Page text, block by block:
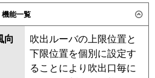
P80L7GNC PA-P80L7GC
RWXA08033MU
RWXA08033M
DHRMP80LF5 PLZ-
PLZ-ZRMP80L5
機能一覧
向
吹出ルーバの上限位置と
下限位置を個別に設定す
ることにより吹出口毎に